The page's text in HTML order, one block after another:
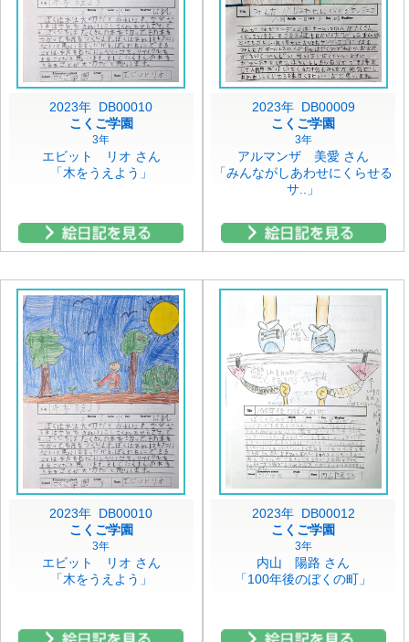
2023年 DB00010
こくご学園
3年
エビット リオ さん
「木をうえよう」
2023年 DB00009
こくご学園
3年
アルマンザ 美愛 さん
「みんながしあわせにくらせる
サ..」
2023年 DB00010
こくご学園
3年
エビット リオ さん
「木をうえよう」
2023年 DB00012
こくご学園
3年
内山 陽路 さん
「100年後のぼくの町」